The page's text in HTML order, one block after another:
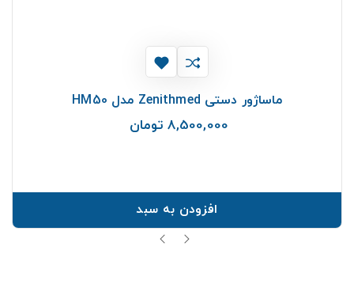
ماساژور دستی Zenithmed مدل HM50
8,500,000 تومان
افزودن به سبد